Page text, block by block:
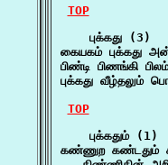
TOP
    புக்கது (3)
கையகம் புக்கது
பிண்டி பிணங்கி
புக்கது வீழ்தலும்
TOP
    புக்கதும் (1)
கண்ணுற கண்டதும்